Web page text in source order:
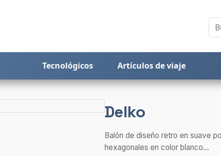
Tecnológicos Artículos de viaje
Delko
Balón de diseño retro en suave
hexagonales en color blanco...